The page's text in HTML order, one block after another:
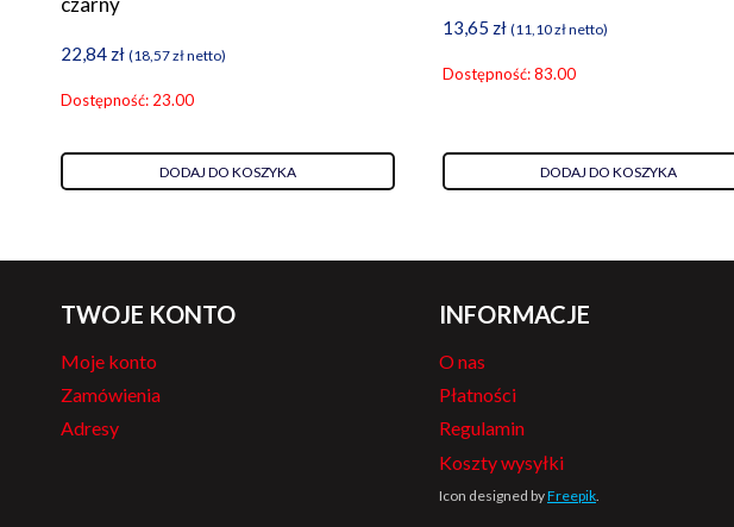
22,84 zł (18,57złnetto)
Dostępność: 23.00
DODAJ DO KOSZYKA
13,65 zł (11,10złnetto)
Dostępność: 83.00
DODAJ DO KOSZYKA
TWOJE KONTO
Moje konto
Zamówienia
Adresy
INFORMACJE
O nas
Płatności
Regulamin
Koszty wysyłki
Icon designed byFreepik.